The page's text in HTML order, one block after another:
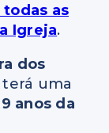
todas as
Igreja.
dos
uma
anos da